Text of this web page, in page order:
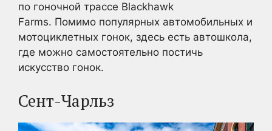
по гоночной трассе Blackhawk
Farms. Помимо популярных автомобильных и
мотоциклетных гонок, здесь есть автошкола,
где можно самостоятельно постичь
искусство гонок.
Сент-Чарльз